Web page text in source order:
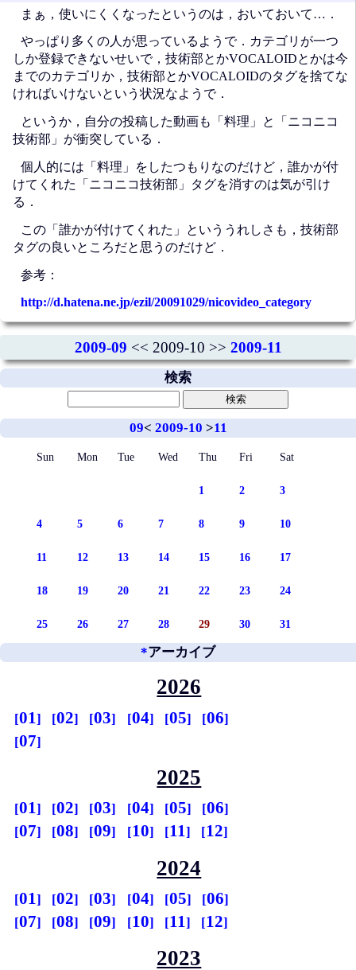
まぁ，使いにくくなったというのは，おいておいて…．
やっぱり多くの人が思っているようで．カテゴリが一つ
しか登録できないせいで，技術部とかVOCALOIDとかは今
までのカテゴリか，技術部とかVOCALOIDのタグを捨てな
ければいけないという状況なようで．
というか，自分の投稿した動画も「料理」と「ニコニコ
技術部」が衝突している．
個人的には「料理」をしたつもりなのだけど，誰かが付
けてくれた「ニコニコ技術部」タグを消すのは気が引け
る．
この「誰かが付けてくれた」といううれしさも，技術部
タグの良いところだと思うのだけど．
参考：
http://d.hatena.ne.jp/ezil/20091029/nicovideo_category
2009-09 << 2009-10 >> 2009-11
検索
09< 2009-10 >11
Sun Mon Tue Wed Thu Fri Sat
1 2 3
4 5 6 7 8 9 10
11 12 13 14 15 16 17
18 19 20 21 22 23 24
25 26 27 28 29 30 31
*アーカイブ
2026
01 02 03 04 05
06
07
2025
01 02 03 04 05
06
07
08 09 10 11 12
2024
01 02 03 04 05
06
07
08 09 10 11 12
2023